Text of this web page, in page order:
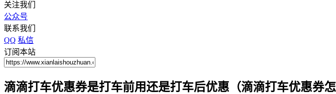
关注我们
公众号
联系我们
QQ 私信
订阅本站
滴滴打车优惠券是打车前用还是打车后优惠（滴滴打车优惠券怎